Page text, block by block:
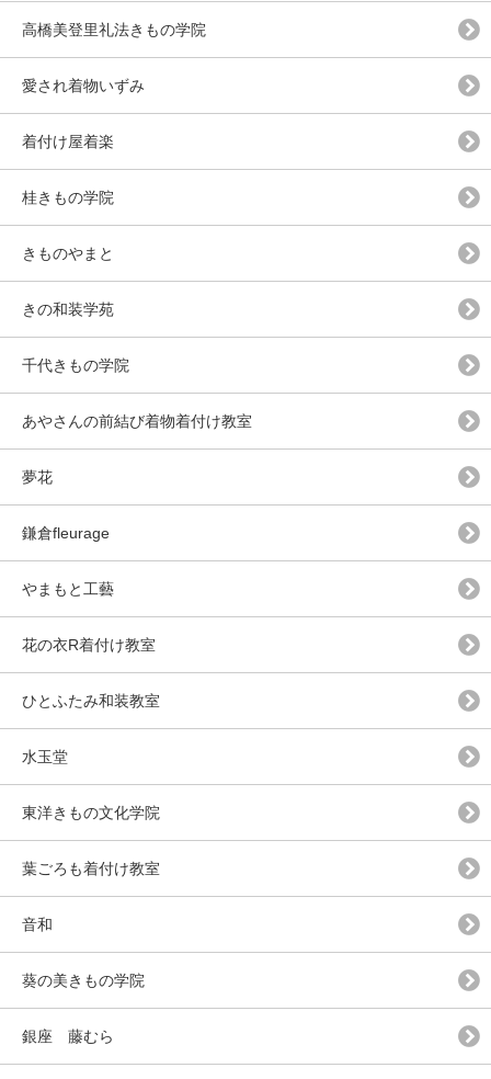
高橋美登里礼法きもの学院
愛され着物いずみ
着付け屋着楽
桂きもの学院
きものやまと
きの和装学苑
千代きもの学院
あやさんの前結び着物着付け教室
夢花
鎌倉fleurage
やまもと工藝
花の衣R着付け教室
ひとふたみ和装教室
水玉堂
東洋きもの文化学院
葉ごろも着付け教室
音和
葵の美きもの学院
銀座 藤むら